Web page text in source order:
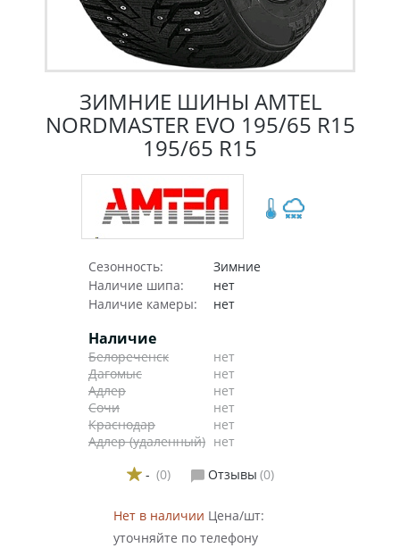
ЗИМНИЕ ШИНЫ AMTEL
NORDMASTER EVO 195/65 R15
195/65 R15
Сезонность:
Зимние
Наличие шипа:
нет
Наличие камеры:
нет
Наличие
Белореченск
нет
Дагомыс
нет
Адлер
нет
Сочи
нет
Краснодар
нет
Адлер (удаленный) нет
- (0) Отзывы (0)
Нет в наличии Цена/шт:
уточняйте по телефону